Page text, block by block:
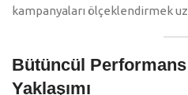
kampanyaları ölçeklendirmek
Bütüncül
Yaklaşımı